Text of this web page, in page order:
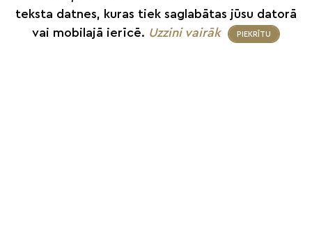
teksta datnes, kuras tiek saglabātas jūsu datorā
vai mobilajā ierīcē. Uzzini vairāk PIEKRĪTU